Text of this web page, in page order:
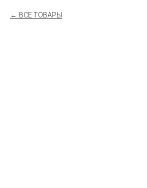
ВСЕ ТОВАРЫ